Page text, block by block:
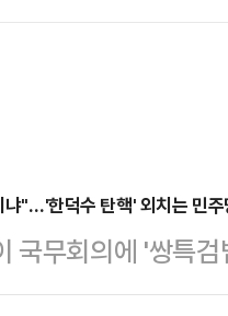
"…'한덕수 탄핵' 외치는 민
국무회의에 '쌍특
덕수 대통령 권한